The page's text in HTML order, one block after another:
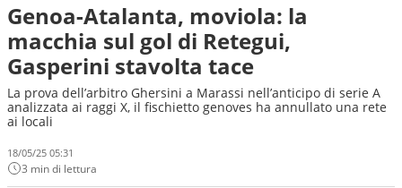
Genoa-Atalanta, moviola: la
macchia sul gol di Retegui,
Gasperini stavolta tace
La prova dell’arbitro Ghersini a Marassi nell’anticipo di serie A
analizzata ai raggi X, il fischietto genoves ha annullato una rete
ai locali
18/05/25 05:31
3 min di lettura